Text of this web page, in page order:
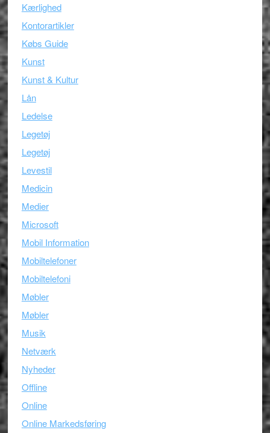
Kærlighed
Kontorartikler
Købs Guide
Kunst
Kunst & Kultur
Lån
Ledelse
Legetøj
Legetøj
Levestil
Medicin
Medier
Microsoft
Mobil Information
Mobiltelefoner
Mobiltelefoni
Møbler
Møbler
Musik
Netværk
Nyheder
Offline
Online
Online Markedsføring